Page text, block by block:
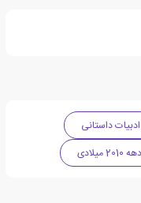
ادبیات داستانی
دهه 2010 میلادی